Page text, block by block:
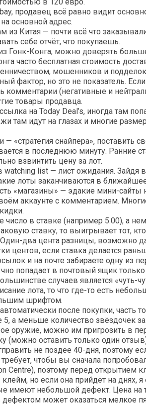
продавец всё равно видит
основной адрес.
Китая — почти всё что
себе отчёт, что покупаешь.
Гонк-Конга, можно доверять
часто бесплатная стоимость
мошенников и подделок
фактор, но это не показатель.
комментарии (негативные и
товары продавца.
на Today Deal’s, иногда там
там идут на глазах и многие
— «стратегия снайпера», поставить
в последнюю минуту. Ранние
взвинтить цену за лот.
list — лист ожидания. Зайдя
лоты заканчиваются в
«магазины» — эдакие мини-сайты
аккаунте с комментарием.
число в ставке (например 5.00), а
ставку, то выигрывает тот,
два цента разницы, возможно
центов, если ставка делается
и на почте забираете одну из
попадает в почтовый ящик
случаев является «чуть-
лота, то что где-то есть
шрифтом.
после покупки, часть
а меньше количество звёздочек
оружие, можно им пригрозить в
(можно оставить только один
не поздее 40-дня, поэтому
чтобы вы сначала
Centre), поэтому перед открытием
но если она прийдёт на днях, я
имеют небольшой дефект. Цена
дефектом может оказаться мелкое